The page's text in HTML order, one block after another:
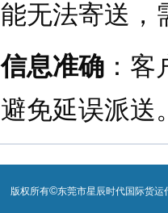
能无法寄送，
信息准确 ：
避免延误派送
版权所有©东莞市星辰时代国际货